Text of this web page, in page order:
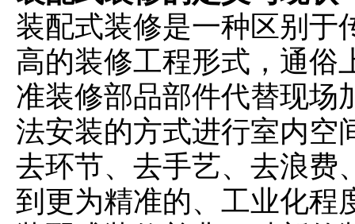
装配式装修是一种区别于
高的装修工程形式，通俗
准装修部品部件代替现场
法安装的方式进行室内空
去环节、去手艺、去浪费
到更为精准的、工业化程